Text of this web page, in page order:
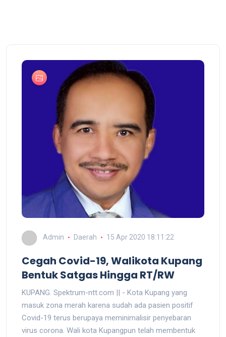
Admin Daerah 15 Apr 2020 18:11:22
Cegah Covid-19, Walikota Kupang
Bentuk Satgas Hingga RT/RW
KUPANG. Spektrum-ntt.com || - Kota Kupang yang
masuk zona merah karena sudah ada pasien positif
Covid-19 terus berupaya meminimalisir penyebaran
virus corona. Wali kota Kupangpun telah membentuk